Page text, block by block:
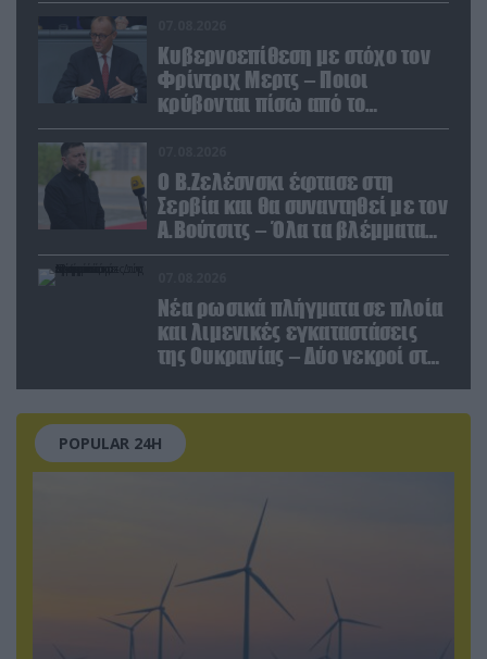
Κυβερνοεπίθεση με στόχο τον
Φρίντριχ Μερτς – Ποιοι
κρύβονται πίσω από το
παραποιημένο βίντεο
Ο Β.Ζελέσνσκι έφτασε στη
Σερβία και θα συναντηθεί με τον
Α.Βούτσιτς – Όλα τα βλέμματα
στις σχέσεις με τη Ρωσία
Νέα ρωσικά πλήγματα σε πλοία
και λιμενικές εγκαταστάσεις
της Ουκρανίας – Δύο νεκροί στην
POPULAR 24H